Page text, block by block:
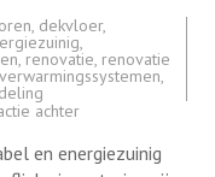
, dekvloer,
,
, renovatie, renovatie
verwarmingssystemen,
achterop
vloerverwarming:
comfortabel
en energiezuinig